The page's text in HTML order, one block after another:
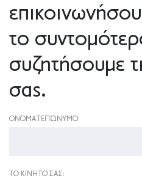
το
συζητήσουμε
σας.
ΟΝΟΜΑΤΕΠΏΝΥΜΟ:
ΤΟ ΚΙΝΗΤΌ ΣΑΣ: